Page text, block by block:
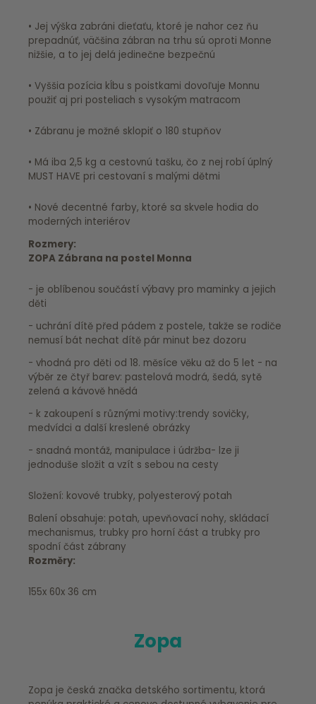
• Jej výška zabráni dieťaťu, ktoré je nahor cez ňu
prepadnúť, väčšina zábran na trhu sú oproti Monne
nižšie, a to jej delá jedinečne bezpečnú
• Vyššia pozícia kĺbu s poistkami dovoľuje Monnu
použiť aj pri posteliach s vysokým matracom
• Zábranu je možné sklopiť o 180 stupňov
• Má iba 2,5 kg a cestovnú tašku, čo z nej robí úplný
MUST HAVE pri cestovaní s malými dětmi
• Nové decentné farby, ktoré sa skvele hodia do
moderných interiérov
Rozmery:
ZOPA Zábrana na postel Monna
- je oblíbenou součástí výbavy pro maminky a jejich
děti
- uchrání dítě před pádem z postele, takže se rodiče
nemusí bát nechat dítě pár minut bez dozoru
- vhodná pro děti od 18. měsíce věku až do 5 let - na
výběr ze čtyř barev: pastelová modrá, šedá, sytě
zelená a kávově hnědá
- k zakoupení s různými motivy:trendy sovičky,
medvídci a další kreslené obrázky
- snadná montáž, manipulace i údržba- lze ji
jednoduše složit a vzít s sebou na cesty
Složení: kovové trubky, polyesterový potah
Balení obsahuje: potah, upevňovací nohy, skládací
mechanismus, trubky pro horní část a trubky pro
spodní část zábrany
Rozměry:
155x 60x 36 cm
Zopa
Zopa je česká značka detského sortimentu, ktorá